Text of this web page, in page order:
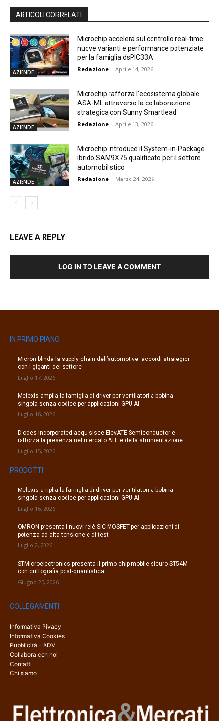
ARTICOLI CORRELATI
AZIENDE
Microchip accelera sul controllo real-time:
nuove varianti e performance potenziate
per la famiglia dsPIC33A
Redazione - Aprile 14, 2026
AZIENDE
Microchip rafforza l’ecosistema globale
ASA-ML attraverso la collaborazione
strategica con Sunny Smartlead
Redazione - Aprile 13, 2026
AZIENDE
Microchip introduce il System-in-Package
ibrido SAM9X75 qualificato per il settore
automobilistico
Redazione - Marzo 24, 2026
LEAVE A REPLY
LOG IN TO LEAVE A COMMENT
IN PRIMO PIANO
Micron blinda la supply chain dell’automotive: accordi strategici
con i giganti del settore
Luglio 17, 2026
Melexis amplia la famiglia di driver per ventilatori a bobina
singola senza codice per applicazioni GPU AI
Luglio 16, 2026
Diodes Incorporated acquisisce ElevATE Semiconductor e
rafforza la presenza nel mercato ATE e della strumentazione
Luglio 15, 2026
PRODOTTI
Melexis amplia la famiglia di driver per ventilatori a bobina
singola senza codice per applicazioni GPU AI
Luglio 16, 2026
OMRON presenta i nuovi relè SiC-MOSFET per applicazioni di
potenza ad alta tensione e di test
Luglio 2, 2026
STMicroelectronics presenta il primo chip mobile sicuro ST54M
con crittografia post-quantistica
Giugno 25, 2026
COLLEGAMENTI
Informativa Pivacy
Informativa Cookies
Pubblicità - ADV
Collabora con noi
Contatti
Chi siamo